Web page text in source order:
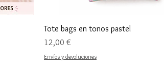
Tote bags en tonos pastel
Preu
12,00 €
Envíos y devoluciones